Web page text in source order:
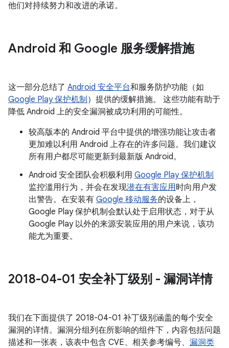
他们对持续努力和改进的承诺。
Android 和 Google 服务缓解措施
这一部分总结了 Android 安全平台和服务防护功能（如
Google Play 保护机制 ）提供的缓解措施。 这些功能有助于
降低 Android 上的安全漏洞被成功利用的可能性。
较高版本的 Android 平台中提供的增强功能让攻击者
更加难以利用 Android 上存在的许多问题。我们建议
所有用户都尽可能更新到最新版 Android。
Android 安全团队会积极利用 Google Play 保护机制
监控滥用行为，并会在发现潜在有害应用时向用户发
出警告。在安装有 Google 移动服务的设备上，
Google Play 保护机制会默认处于启用状态，对于从
Google Play 以外的来源安装应用的用户来说，该功
能尤为重要。
2018-04-01 安全补丁级别 - 漏洞详情
我们在下面提供了 2018-04-01 补丁级别涵盖的每个安全
漏洞的详情。漏洞分组列在所影响的组件下，内容包括问题
描述和一张表，该表中包含 CVE、相关参考编号、 漏洞类